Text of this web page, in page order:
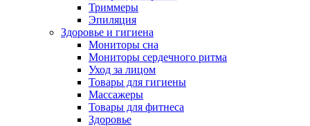
Триммеры
Эпиляция
Здоровье и гигиена
Мониторы сна
Мониторы сердечного ритма
Уход за лицом
Товары для гигиены
Массажеры
Товары для фитнеса
Здоровье